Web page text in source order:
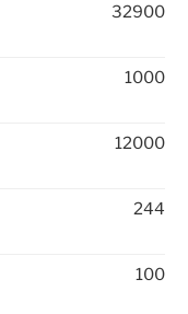
32900
1000
12000
244
100